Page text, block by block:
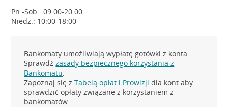
Pn.-Sob.: 09:00-20:00
Niedz.: 10:00-18:00
Bankomaty umożliwiają wypłatę gotówki z konta.
Sprawdźzasady bezpiecznego korzystania z
Bankomatu.
Zapoznaj się zTabelą opłat i Prowizji dla kont aby
sprawdzić opłaty związane z korzystaniem z
bankomatów.